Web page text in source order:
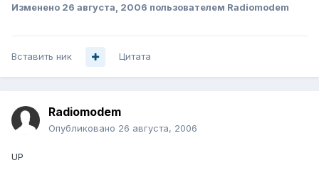
Изменено 26 августа, 2006 пользователем Radiomodem
Вставить ник Цитата
Radiomodem
Опубликовано 26 августа, 2006
UP